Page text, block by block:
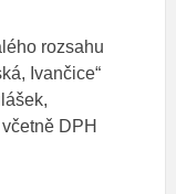
rozsahu
Ivančice“
DPH